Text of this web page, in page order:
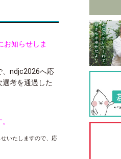
お知らせしま
、ndjc2026へ応
考を通過した
いたしますので、応